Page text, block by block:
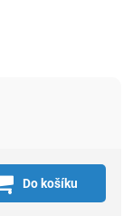
Do košíku